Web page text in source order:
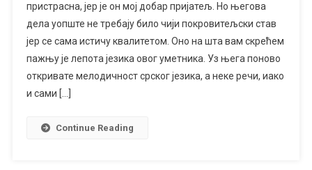
СТОЈАНОВИЋ
пристрасна, јер је он мој добар пријатељ. Но његова
дела уопште не требају било чији покровитељски став
јер се сама истичу квалитетом. Оно на шта вам скрећем
пажњу је лепота језика овог уметника. Уз њега поново
откривате мелодичност срског језика, а неке речи, иако
и сами […]
Continue Reading